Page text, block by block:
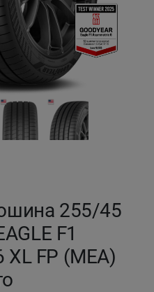
255/45
F1
XL FP (MEA)